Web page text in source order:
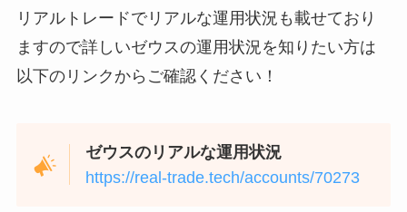
リアルトレードでリアルな運用状況も載せており
ますので詳しいゼウスの運用状況を知りたい方は
以下のリンクからご確認ください！
ゼウスのリアルな運用状況
https://real-trade.tech/accounts/70273